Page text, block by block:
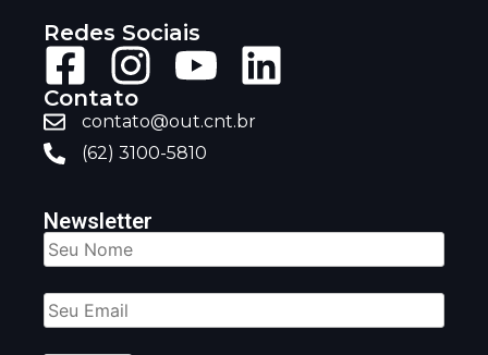
Redes Sociais
Contato
contato@out.cnt.br
(62) 3100-5810
Newsletter